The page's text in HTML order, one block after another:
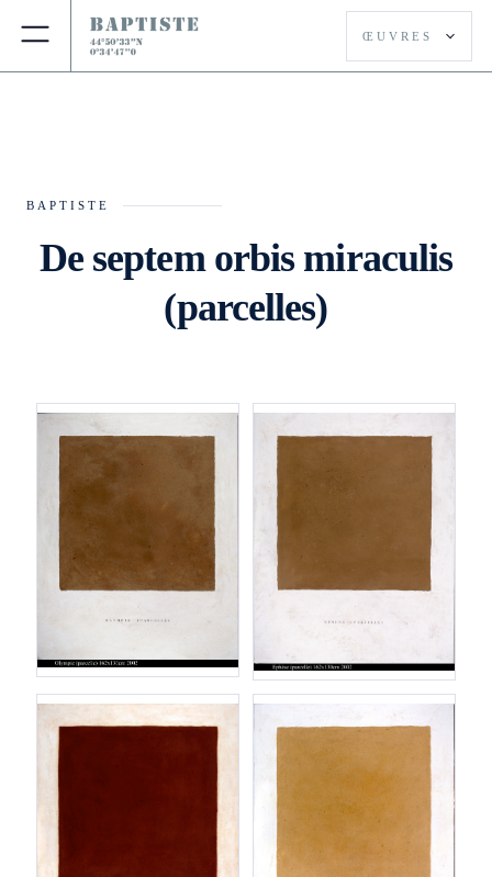
ŒUVRES
ŒUVRES
ŒUVRES
BAPTISTE
De septem orbis miraculis
(parcelles)